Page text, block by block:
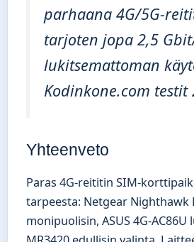
parhaana 4G/5G-
tarjoten jopa 2,5
lukitsemattoman
Kodinkone.com testit
Yhteenveto
Paras 4G-reititin SIM-
tarpeesta: Netgear Nighthawk
monipuolisin, ASUS 4G-